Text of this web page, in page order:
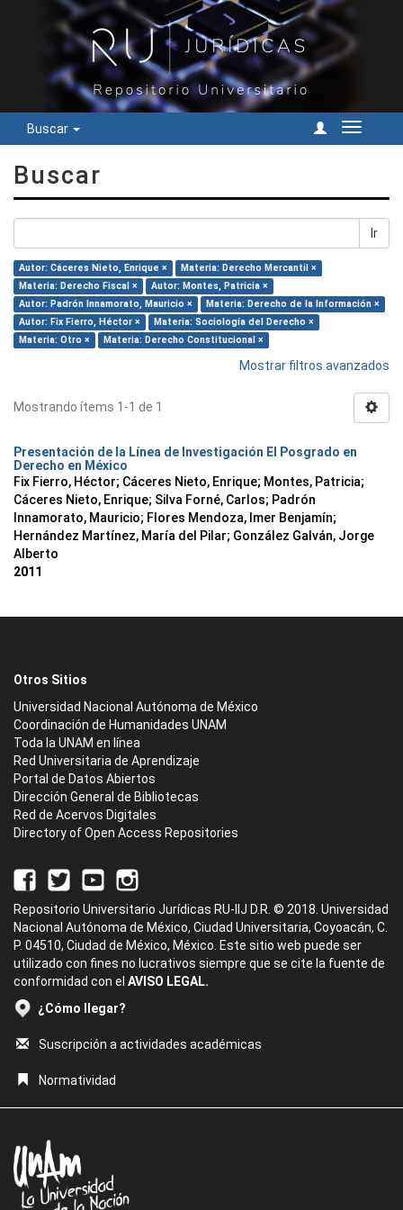
Buscar
Cambiar
Buscar
Ir
Autor: Cáceres Nieto, Enrique ×
Materia: Derecho Mercantil ×
Materia: Derecho Fiscal ×
Autor: Montes, Patricia ×
Autor: Padrón Innamorato, Mauricio ×
Materia: Derecho de la Información ×
Autor: Fix Fierro, Héctor ×
Materia: Sociología del Derecho ×
Materia: Otro ×
Materia: Derecho Constitucional ×
Mostrar filtros avanzados
Mostrando ítems 1-1 de 1
Presentación de la Línea de Investigación El Posgrado en
Derecho en México
Fix Fierro, Héctor; Cáceres Nieto, Enrique; Montes, Patricia;
Cáceres Nieto, Enrique; Silva Forné, Carlos; Padrón
Innamorato, Mauricio; Flores Mendoza, Imer Benjamín;
Hernández Martínez, María del Pilar; González Galván, Jorge
Alberto
2011
Otros Sitios
Universidad Nacional Autónoma de México
Coordinación de Humanidades UNAM
Toda la UNAM en línea
Red Universitaria de Aprendizaje
Portal de Datos Abiertos
Dirección General de Bibliotecas
Red de Acervos Digitales
Directory of Open Access Repositories
Repositorio Universitario Jurídicas RU-IIJ D.R. © 2018. Universidad
Nacional Autónoma de México, Ciudad Universitaria, Coyoacán, C.
P. 04510, Ciudad de México, México. Este sitio web puede ser
utilizado con fines no lucrativos siempre que se cite la fuente de
conformidad con el AVISO LEGAL.
¿Cómo llegar?
Suscripción a actividades académicas
Normatividad